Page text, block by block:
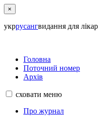
×
укррусангвидання для
Головна
Поточний номер
Архів
сховати меню
Про журнал